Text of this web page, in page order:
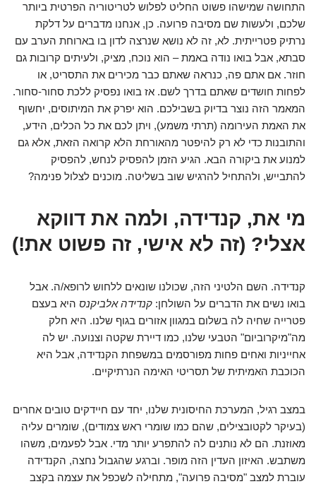
התחושה שמישהו פשוט החליט לפלוש לטריטוריה הפרטית ביותר
שלכם, ולעשות שם מסיבה פרועה. כן, אנחנו מדברים על דלקת
נרתיק פטרייתית. לא, זה לא נושא שנרצה לדון בו בארוחת הערב עם
סבתא, אבל בואו נודה באמת – הוא נוכח, מציק, ולעיתים קרובות גם
חוזר. אם אתם פה, כנראה שאתם כבר מכירים את התסריט, או
לפחות חושדים שאתם בדרך לשם. אז בואו נפסיק ללכת סחור-סחור.
המאמר הזה נוצר בדיוק בשבילכם. הוא יפרק את המיתוסים, יחשוף
את האמת העירומה (תרתי משמע), ויתן לכם את כל הכלים, הידע,
והתובנות כדי לא רק להיפטר מהאורחת הלא קרואה הזאת, אלא גם
למנוע את ביקורה הבא. הגיע הזמן להפסיק לנחש, להפסיק
להתבייש, ולהתחיל להרגיש שוב בשליטה. מוכנים לצלול פנימה?
מי את, קנדידה, ולמה את דווקא
אצלי? (זה לא אישי, זה פשוט את!)
קנדידה. השם הלטיני הזה, שכולנו שונאים ללחוש לרופא/ה. אבל
בואו נשים את הדברים על השולחן: קנדידה אלביקנס היא בעצם
פטרייה שחיה לה בשלום במגוון אזורים בגוף שלנו. היא חלק
מה"מיקרוביום" הטבעי שלנו, כמו דיירת שקטה וצנועה. יש לה
אחייניות ואחים פחות מפורסמים במשפחת הקנדידה, אבל היא
הכוכבת האמיתית של תסריטי האימה הנרתיקיים.
במצב רגיל, המערכת החיסונית שלנו, יחד עם חיידקים טובים אחרים
(בעיקר לקטובצילים, שהם כמו שומרי ראש צמודים), שומרים עליה
מאוזנת. הם לא נותנים לה להתפרע יותר מדי. אבל לפעמים, משהו
משתבש. האיזון העדין הזה מופר. וברגע שהגבול נחצה, הקנדידה
עוברת למצב "מסיבה פרועה", מתחילה לשכפל את עצמה בקצב